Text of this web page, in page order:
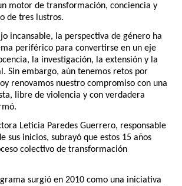
motor de transformación, conciencia y
de tres lustros.
incansable, la perspectiva de género ha
periférico para convertirse en un eje
la investigación, la extensión y la
Sin embargo, aún tenemos retos por
renovamos nuestro compromiso con una
libre de violencia y con verdadera
Leticia Paredes Guerrero, responsable
sus inicios, subrayó que estos 15 años
colectivo de transformación
surgió en 2010 como una iniciativa